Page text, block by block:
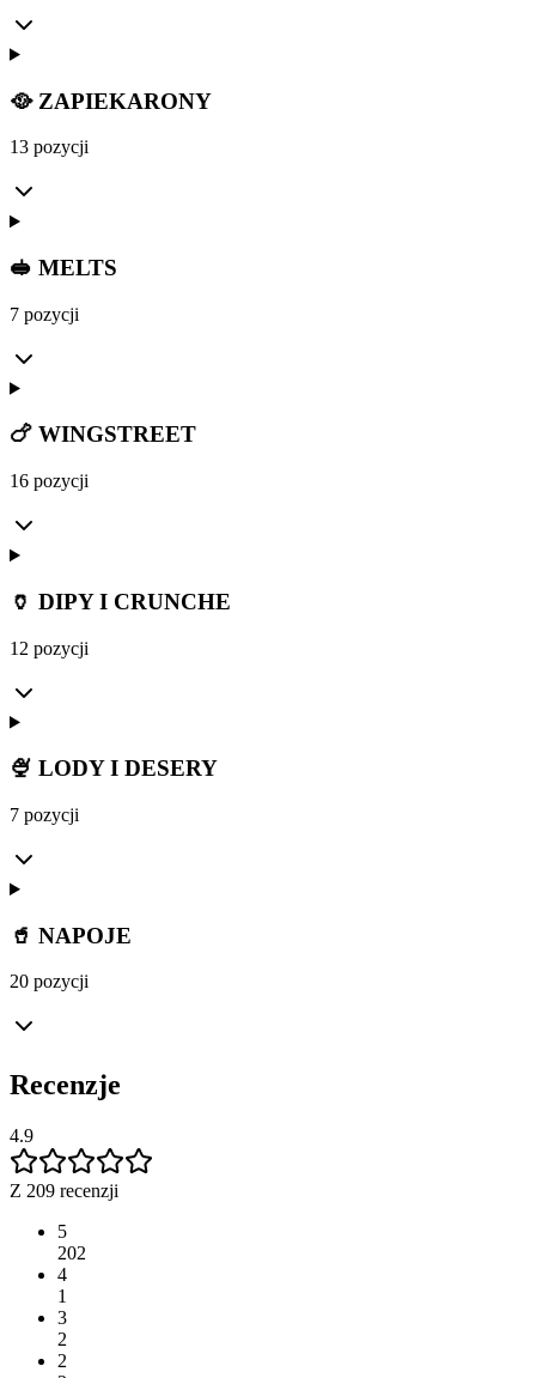
🥘 ZAPIEKARONY
13 pozycji
🥪 MELTS
7 pozycji
🍗 WINGSTREET
16 pozycji
🏺 DIPY I CRUNCHE
12 pozycji
🍨 LODY I DESERY
7 pozycji
🥤 NAPOJE
20 pozycji
Recenzje
4.9
Z 209 recenzji
5
202
4
1
3
2
2